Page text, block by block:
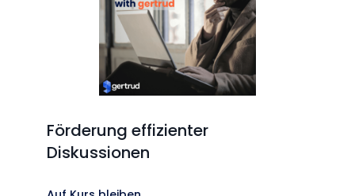
Förderung effizienter
Diskussionen